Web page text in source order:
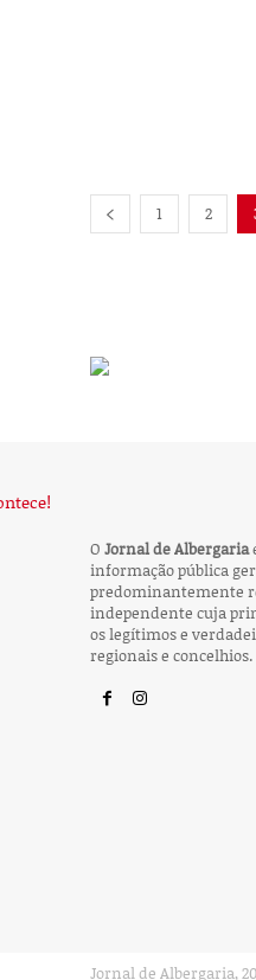
1 2
O Jornal de Albergaria
informação pública
predominantemente
independente cuja
os legítimos e
regionais e concelhios.
Jornal de Albergaria,